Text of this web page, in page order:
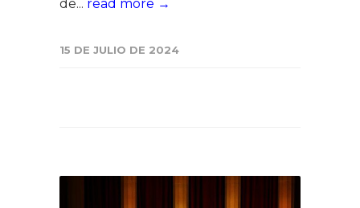
de... read more →
15 DE JULIO DE 2024